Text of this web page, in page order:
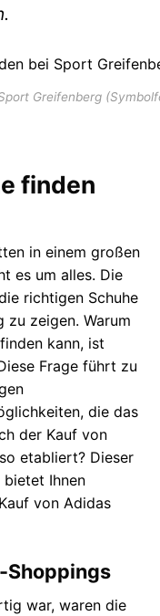
Greifenberg
finden
in einem großen
es um alles. Die
richtigen Schuhe
zu zeigen. Warum
kann, ist
Frage führt zu
die das
der Kauf von
etabliert? Dieser
Ihnen
von Adidas
Shoppings
war, waren die